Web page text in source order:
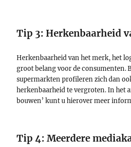
Tip 3: Herkenbaarheid
Herkenbaarheid van het merk, het
groot belang voor de consumenten.
supermarkten profileren zich dan
herkenbaarheid te vergroten. In het
bouwen’ kunt u hierover meer
Tip 4: Meerdere